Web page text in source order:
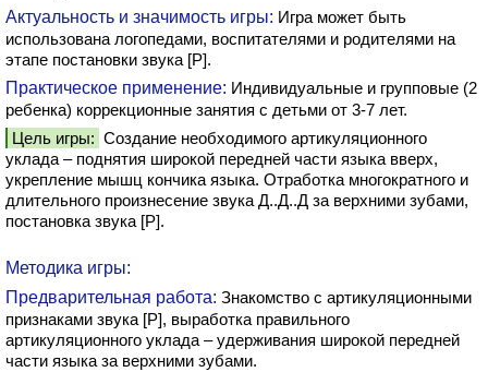
Актуальность и значимость игры: Игра может быть
использована логопедами, воспитателями и родителями на
этапе постановки звука [Р].
Практическое применение: Индивидуальные и групповые (2
ребенка) коррекционные занятия с детьми от 3-7 лет.
Цель игры: Создание необходимого артикуляционного
уклада – поднятия широкой передней части языка вверх,
укрепление мышц кончика языка. Отработка многократного и
длительного произнесение звука Д..Д..Д за верхними зубами,
постановка звука [Р].
Методика игры:
Предварительная работа: Знакомство с артикуляционными
признаками звука [Р], выработка правильного
артикуляционного уклада – удерживания широкой передней
части языка за верхними зубами.